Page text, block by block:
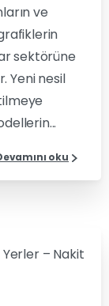
ve
sektörüne
Yeni nesil
oku
0